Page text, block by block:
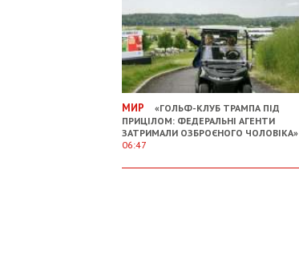
МИР
«ГОЛЬФ-КЛУБ ТРАМПА ПІД
ПРИЦІЛОМ: ФЕДЕРАЛЬНІ АГЕНТИ
ЗАТРИМАЛИ ОЗБРОЄНОГО ЧОЛОВІКА»
06:47